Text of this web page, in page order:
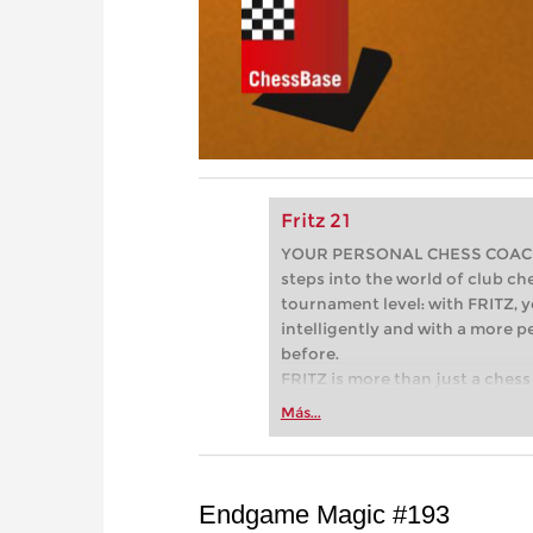
Fritz 21
YOUR PERSONAL CHESS
steps into the world of club
tournament level: with FRITZ,
intelligently and with a more
before.
FRITZ is more than just a
Whether you’re taking your
more efficiently, intelligently
Más...
Endgame Magic #193